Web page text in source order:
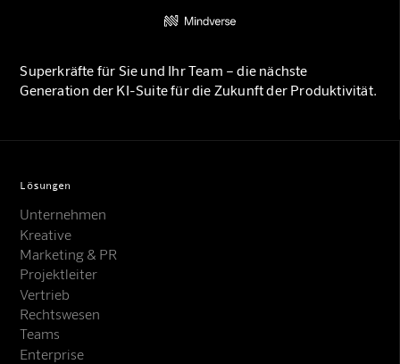
Superkräfte für Sie und Ihr Team – die nächste
Generation der KI-Suite für die Zukunft der Produktivität.
Lösungen
Unternehmen
Kreative
Marketing & PR
Projektleiter
Vertrieb
Rechtswesen
Teams
Enterprise